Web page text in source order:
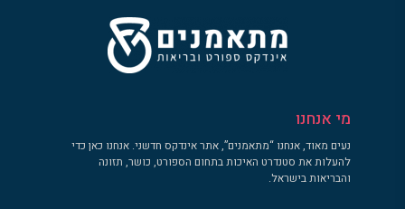
מי אנחנו
נעים מאוד, אנחנו “מתאמנים”, אתר אינדקס חדשני. אנחנו כאן כדי
להעלות את סטנדרט האיכות בתחום הספורט, כושר, תזונה
והבריאות בישראל.